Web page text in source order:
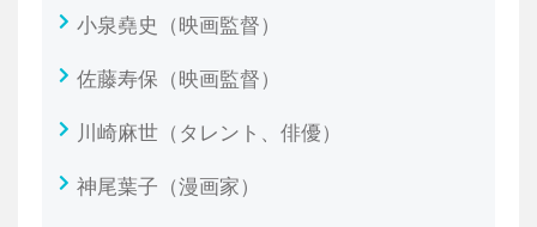
小泉堯史（映画監督）
佐藤寿保（映画監督）
川崎麻世（タレント、俳優）
神尾葉子（漫画家）